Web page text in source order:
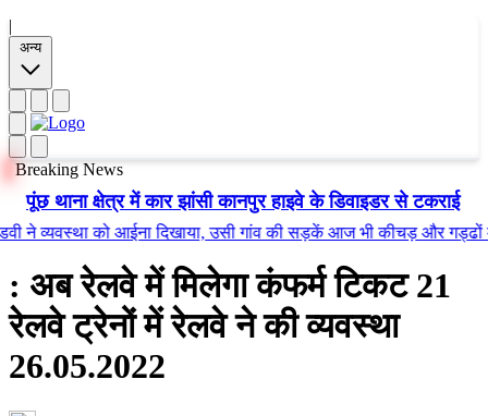
|
अन्य
Breaking News
पूंछ थाना क्षेत्र में कार झांसी कानपुर हाइवे के डिवाइडर से टकराई
को आईना दिखाया, उसी गांव की सड़कें आज भी कीचड़ और गड्ढों में
: अब रेलवे में मिलेगा कंफर्म टिकट 21
रेलवे ट्रेनों में रेलवे ने की व्यवस्था
26.05.2022